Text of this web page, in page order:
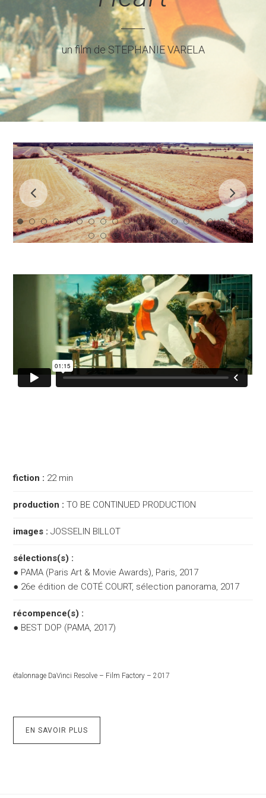
un film de STEPHANIE VARELA
fiction : 22 min
production :TO BE CONTINUED PRODUCTION
images :JOSSELIN BILLOT
sélections(s) :
● PAMA (Paris Art & Movie Awards), Paris, 2017
● 26e édition de COTÉ COURT, sélection panorama, 2017
récompence(s) :
● BEST DOP (PAMA, 2017)
étalonnage DaVinci Resolve – Film Factory – 2017
EN SAVOIR PLUS